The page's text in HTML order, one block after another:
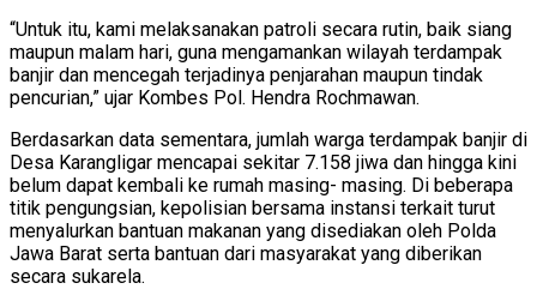
“Untuk itu, kami melaksanakan patroli secara rutin, baik siang
maupun malam hari, guna mengamankan wilayah terdampak
banjir dan mencegah terjadinya penjarahan maupun tindak
pencurian,” ujar Kombes Pol. Hendra Rochmawan.
Berdasarkan data sementara, jumlah warga terdampak banjir di
Desa Karangligar mencapai sekitar 7.158 jiwa dan hingga kini
belum dapat kembali ke rumah masing- masing. Di beberapa
titik pengungsian, kepolisian bersama instansi terkait turut
menyalurkan bantuan makanan yang disediakan oleh Polda
Jawa Barat serta bantuan dari masyarakat yang diberikan
secara sukarela.